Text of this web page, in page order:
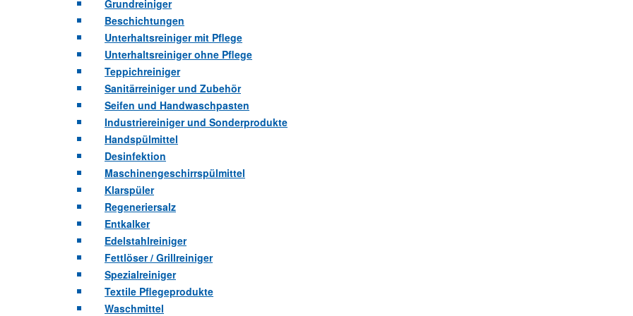
Grundreiniger
Beschichtungen
Unterhaltsreiniger mit Pflege
Unterhaltsreiniger ohne Pflege
Teppichreiniger
Sanitärreiniger und Zubehör
Seifen und Handwaschpasten
Industriereiniger und Sonderprodukte
Handspülmittel
Desinfektion
Maschinengeschirrspülmittel
Klarspüler
Regeneriersalz
Entkalker
Edelstahlreiniger
Fettlöser / Grillreiniger
Spezialreiniger
Textile Pflegeprodukte
Waschmittel